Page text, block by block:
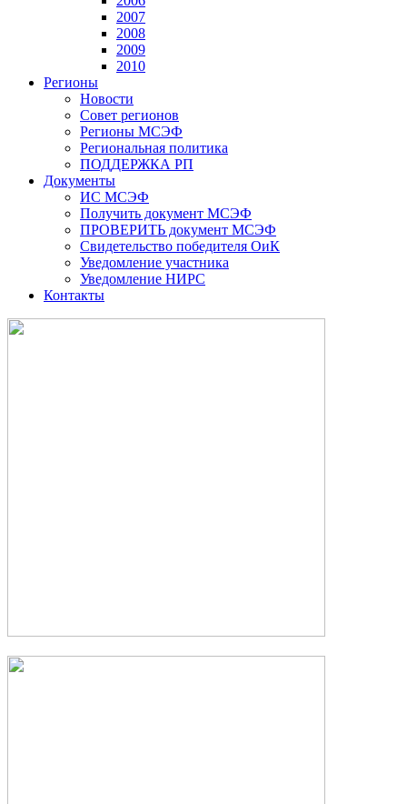
2007
2008
2009
2010
Регионы
Новости
Совет регионов
Регионы МСЭФ
Региональная политика
ПОДДЕРЖКА РП
Документы
ИС МСЭФ
Получить документ МСЭФ
ПРОВЕРИТЬ документ МСЭФ
Свидетельство победителя ОиК
Уведомление участника
Уведомление НИРС
Контакты